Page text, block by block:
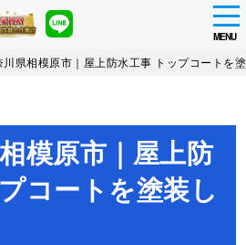
MENU
川県相模原市｜屋上防水工事 トップコートを
模原市｜屋上防
コートを塗装し